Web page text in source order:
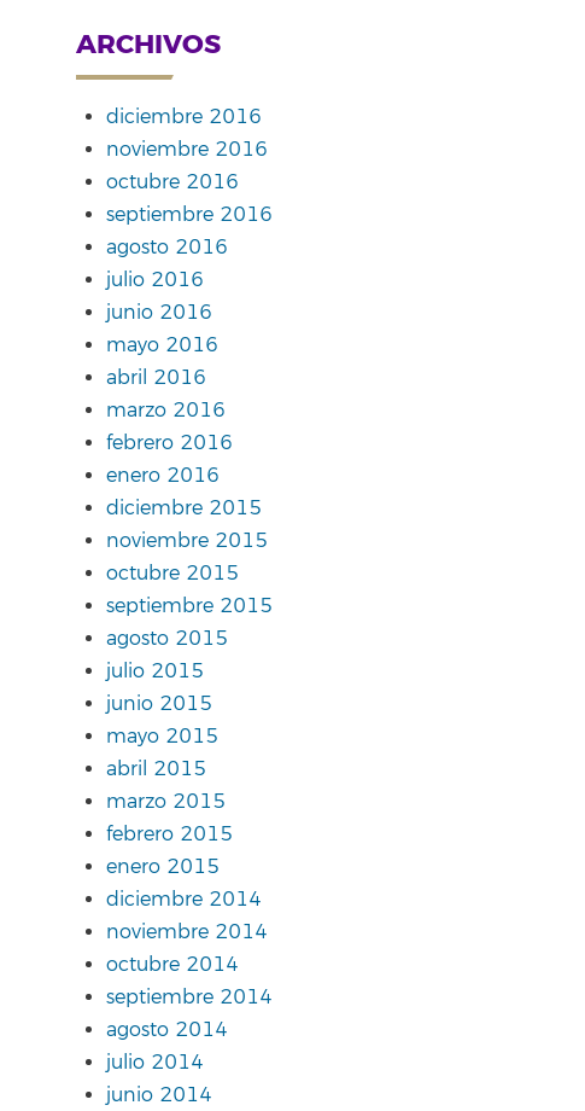
ARCHIVOS
diciembre 2016
noviembre 2016
octubre 2016
septiembre 2016
agosto 2016
julio 2016
junio 2016
mayo 2016
abril 2016
marzo 2016
febrero 2016
enero 2016
diciembre 2015
noviembre 2015
octubre 2015
septiembre 2015
agosto 2015
julio 2015
junio 2015
mayo 2015
abril 2015
marzo 2015
febrero 2015
enero 2015
diciembre 2014
noviembre 2014
octubre 2014
septiembre 2014
agosto 2014
julio 2014
junio 2014